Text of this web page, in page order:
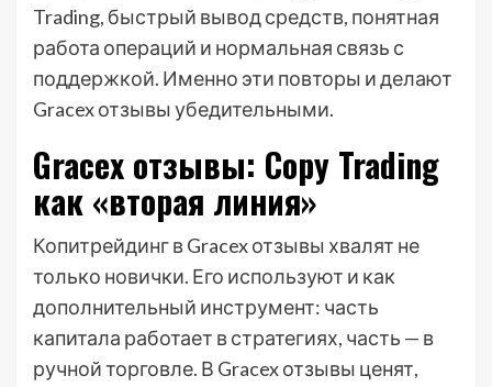
Trading, быстрый вывод средств, понятная
работа операций и нормальная связь с
поддержкой. Именно эти повторы и делают
Gracex отзывы убедительными.
Gracex отзывы: Copy Trading
как «вторая линия»
Копитрейдинг в Gracex отзывы хвалят не
только новички. Его используют и как
дополнительный инструмент: часть
капитала работает в стратегиях, часть — в
ручной торговле. В Gracex отзывы ценят,